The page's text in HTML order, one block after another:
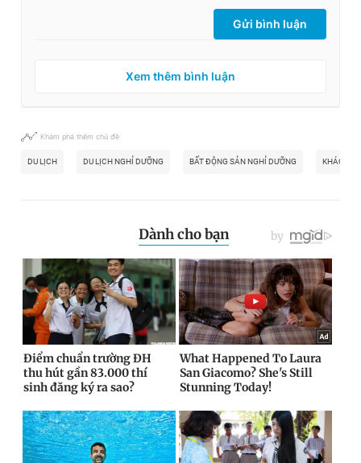
Gửi bình luận
Xem thêm bình luận
Khám phá thêm chủ đề
DU LỊCH DU LỊCH NGHỈ DƯỠNG BẤT ĐỘNG SẢN NGHỈ DƯỠNG KHÁCH